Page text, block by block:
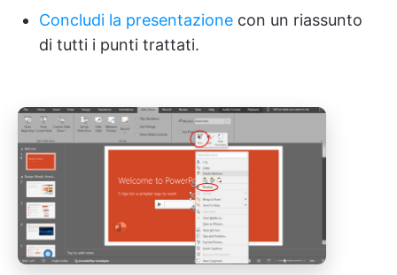
Concludi la presentazione con un riassunto
di tutti i punti trattati.